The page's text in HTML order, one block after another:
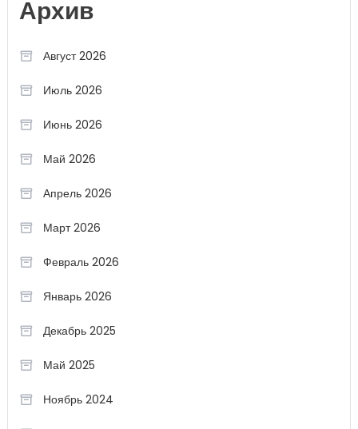
Архив
Август 2026
Июль 2026
Июнь 2026
Май 2026
Апрель 2026
Март 2026
Февраль 2026
Январь 2026
Декабрь 2025
Май 2025
Ноябрь 2024